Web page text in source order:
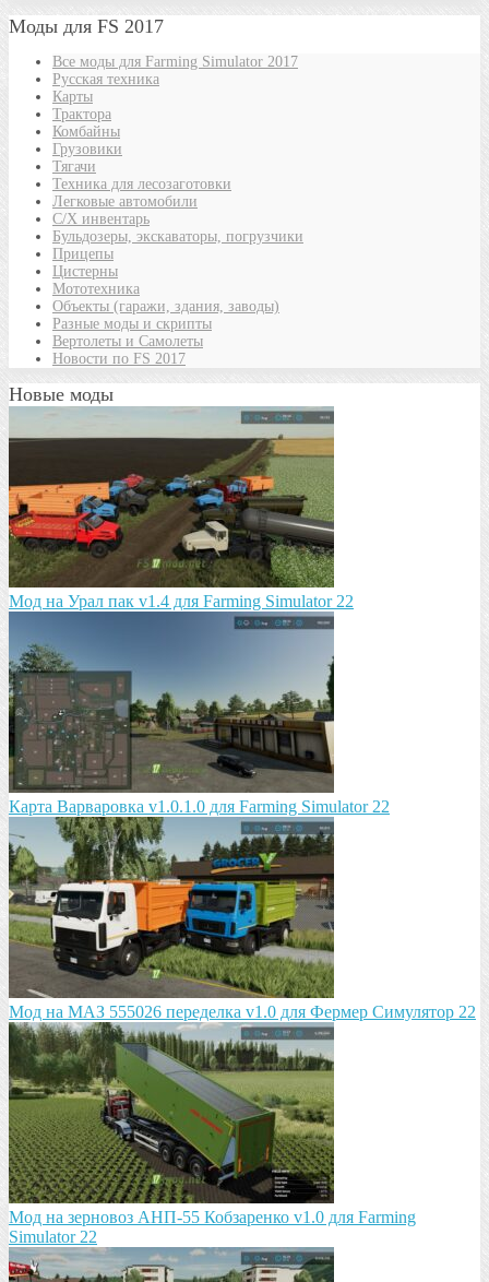
Моды для FS 2017
Все моды для Farming Simulator 2017
Русская техника
Карты
Трактора
Комбайны
Грузовики
Тягачи
Техника для лесозаготовки
Легковые автомобили
С/Х инвентарь
Бульдозеры, экскаваторы, погрузчики
Прицепы
Цистерны
Мототехника
Объекты (гаражи, здания, заводы)
Разные моды и скрипты
Вертолеты и Самолеты
Новости по FS 2017
Новые моды
Мод на Урал пак v1.4 для Farming Simulator 22
Карта Варваровка v1.0.1.0 для Farming Simulator 22
Мод на МАЗ 555026 пeрeдeлка v1.0 для Фермер Симулятор 22
Мод на зeрновоз АНП-55 Кобзарeнко v1.0 для Farming
Simulator 22